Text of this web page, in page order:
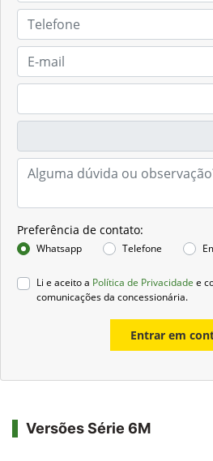
Preferência de contato:
Whatsapp Telefone
Li e aceito a Política de Privacidade e
comunicações da concessionária.
Entrar em
Versões Série 6M